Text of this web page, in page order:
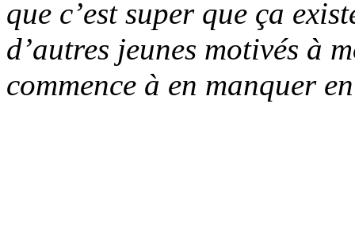
que c’est super que ça
d’autres jeunes motivés à
commence à en manquer